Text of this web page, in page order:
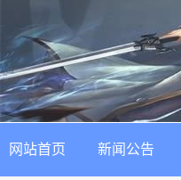
网站首页 新闻公告